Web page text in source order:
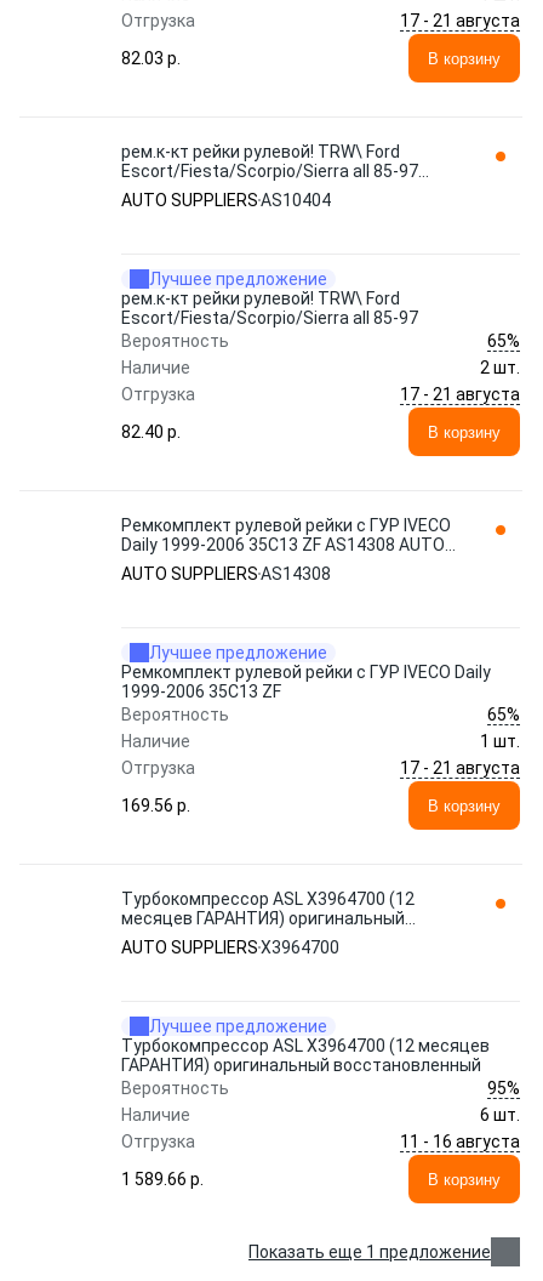
Отгрузка
17 - 21 августа
82.03 p.
В корзину
рем.к-кт рейки рулевой! TRW\ Ford
Escort/Fiesta/Scorpio/Sierra all 85-97
AS10404 AUTO SUPPLIERS
AUTO SUPPLIERSAS10404
Лучшее предложение
рем.к-кт рейки рулевой! TRW\ Ford
Escort/Fiesta/Scorpio/Sierra all 85-97
Вероятность
65%
Наличие
2 шт.
Отгрузка
17 - 21 августа
82.40 p.
В корзину
Ремкомплект рулевой рейки с ГУР IVECO
Daily 1999-2006 35C13 ZF AS14308 AUTO
SUPPLIERS
AUTO SUPPLIERSAS14308
Лучшее предложение
Ремкомплект рулевой рейки с ГУР IVECO Daily
1999-2006 35C13 ZF
Вероятность
65%
Наличие
1 шт.
Отгрузка
17 - 21 августа
169.56 p.
В корзину
Турбокомпрессор ASL X3964700 (12
месяцев ГАРАНТИЯ) оригинальный
восстановленный AUTO SUPPLIERS
AUTO SUPPLIERSX3964700
Лучшее предложение
Турбокомпрессор ASL X3964700 (12 месяцев
ГАРАНТИЯ) оригинальный восстановленный
Вероятность
95%
Наличие
6 шт.
Отгрузка
11 - 16 августа
1 589.66 p.
В корзину
Показать еще 1 предложение